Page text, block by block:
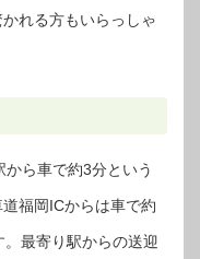
れる方もいらっしゃ
ら車で約3分という
福岡ICからは車で約
最寄り駅からの送迎